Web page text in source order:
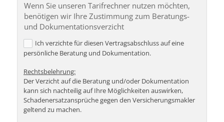
Wenn Sie unseren Tarifrechner nutzen möchten,
benötigen wir Ihre Zustimmung zum Beratungs-
und Dokumentationsverzicht
Ich verzichte für diesen Vertragsabschluss auf eine
persönliche Beratung und Dokumentation.
Rechtsbelehrung:
Der Verzicht auf die Beratung und/oder Dokumentation
kann sich nachteilig auf Ihre Möglichkeiten auswirken,
Schadenersatzansprüche gegen den Versicherungsmakler
geltend zu machen.